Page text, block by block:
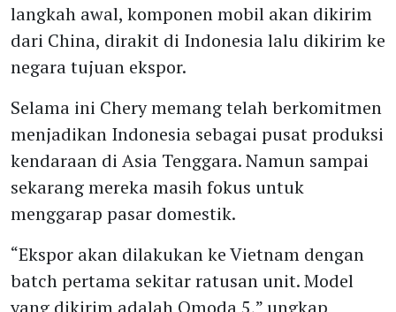
langkah awal, komponen mobil akan dikirim
dari China, dirakit di Indonesia lalu dikirim ke
negara tujuan ekspor.
Selama ini Chery memang telah berkomitmen
menjadikan Indonesia sebagai pusat produksi
kendaraan di Asia Tenggara. Namun sampai
sekarang mereka masih fokus untuk
menggarap pasar domestik.
“Ekspor akan dilakukan ke Vietnam dengan
batch pertama sekitar ratusan unit. Model
yang dikirim adalah Omoda 5,” ungkap